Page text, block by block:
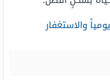
والاستغفار